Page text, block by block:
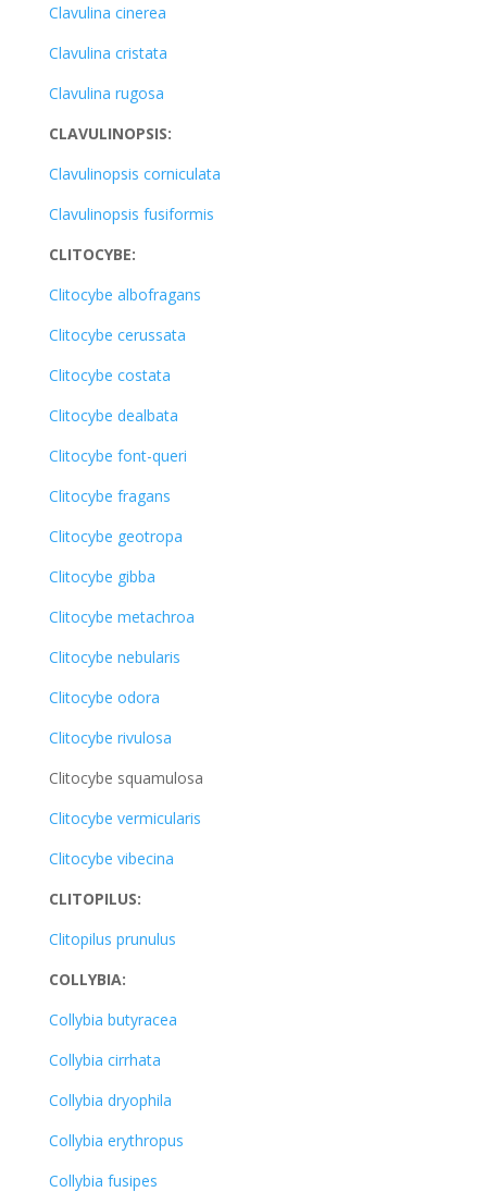
Clavulina cinerea
Clavulina cristata
Clavulina rugosa
CLAVULINOPSIS:
Clavulinopsis corniculata
Clavulinopsis fusiformis
CLITOCYBE:
Clitocybe albofragans
Clitocybe cerussata
Clitocybe costata
Clitocybe dealbata
Clitocybe font-queri
Clitocybe fragans
Clitocybe geotropa
Clitocybe gibba
Clitocybe metachroa
Clitocybe nebularis
Clitocybe odora
Clitocybe rivulosa
Clitocybe squamulosa
Clitocybe vermicularis
Clitocybe vibecina
CLITOPILUS:
Clitopilus prunulus
COLLYBIA:
Collybia butyracea
Collybia cirrhata
Collybia dryophila
Collybia erythropus
Collybia fusipes